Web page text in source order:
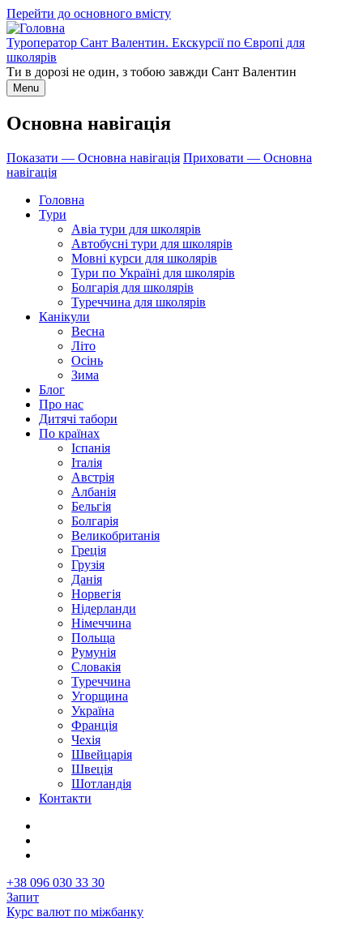
Перейти до основного вмісту
Туроператор Сант Валентин. Екскурсії по Європі для
школярів
Ти в дорозі не один, з тобою завжди Сант Валентин
Menu
Основна навігація
Показати — Основна навігація Приховати — Основна
навігація
Головна
Тури
Авіа тури для школярів
Автобусні тури для школярів
Мовні курси для школярів
Тури по Україні для школярів
Болгарія для школярів
Туреччина для школярів
Канікули
Весна
Літо
Осінь
Зима
Блог
Про нас
Дитячі табори
По країнах
Іспанія
Італія
Австрія
Албанія
Бельгія
Болгарія
Великобританія
Греція
Грузія
Данія
Норвегія
Нідерланди
Німеччина
Польща
Румунія
Словакія
Туреччина
Угорщина
Україна
Франція
Чехія
Швейцарія
Швеція
Шотландія
Контакти
+38 096 030 33 30
Запит
Курс валют по міжбанку